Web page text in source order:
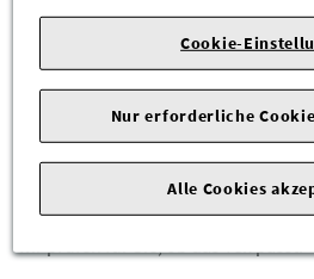
dialog.mb@mercedes-benz.com|
https://www.mercedes-benz.com
Kein Problem.
Senden Sie uns die komplette
Fahrzeugs,
wir prüfen für Sie, ob das Teil passt.
Cookie-
Nur erforderliche
Alle Cookies